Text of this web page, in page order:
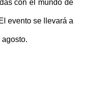
con el mundo de
evento se llevará a